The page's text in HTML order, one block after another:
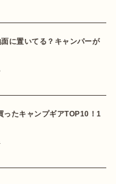
に置いてる？キャンパーが
ったキャンプギアTOP10！1